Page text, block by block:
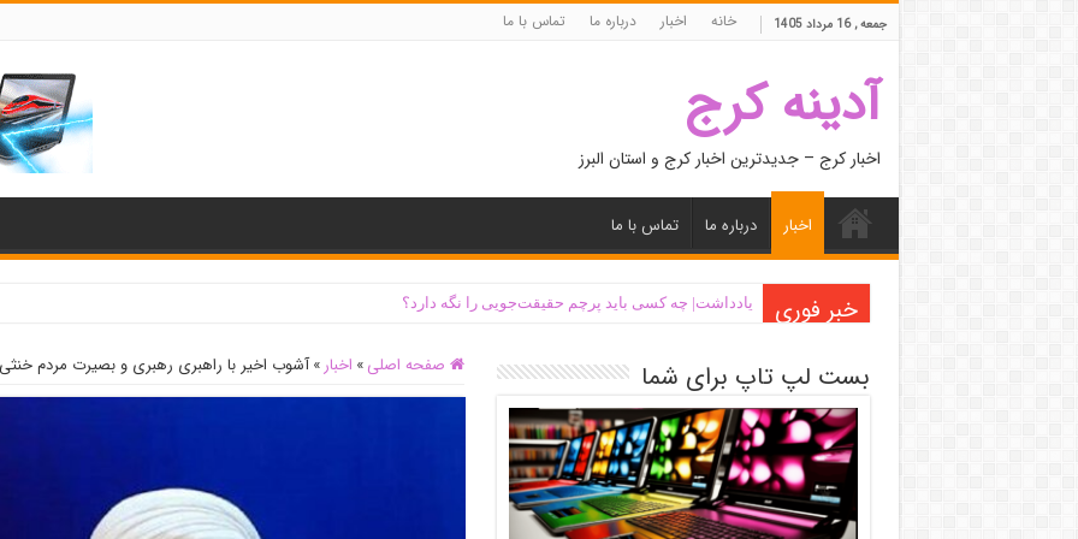
جمعه , 16 مرداد 1405 خانه اخبار درباره ما تماس با ما
آدینه کرج
اخبار کرج – جدیدترین اخبار کرج و استان البرز
اخبار درباره ما تماس با ما
خبر فوری یادداشت| ‌چه کسی باید پرچم حقیقت‌جویی را نگه دارد؟
صفحه اصلی » اخبار » آشوب اخیر با راهبری رهبری و بصیرت مردم بست لپ تاپ برای شما